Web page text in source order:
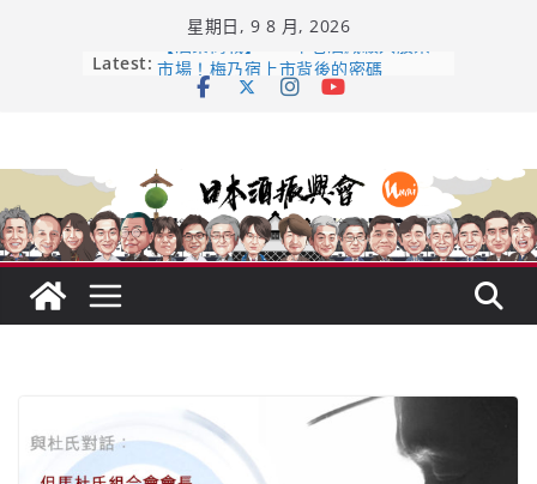
星期日, 9 8 月, 2026
Latest: 【酒業商戰】130年老酒藏殺入股票
市場！梅乃宿上市背後的密碼
UMAI SAKE MC題庫（2026年版
Lite）
響 𝟭𝟮 年 復活了!